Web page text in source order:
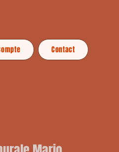
Contact